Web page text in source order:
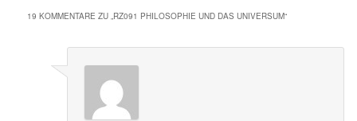
19 KOMMENTARE ZU „RZ091 PHILOSOPHIE UND DAS UNIVERSUM“